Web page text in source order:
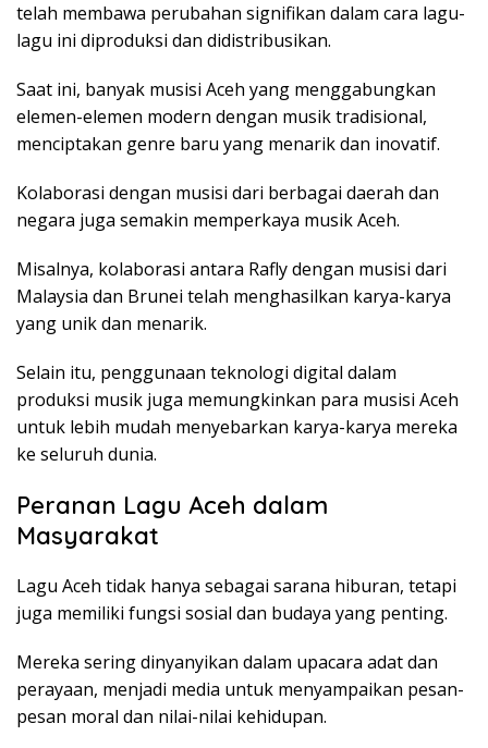
telah membawa perubahan signifikan dalam cara lagu-
lagu ini diproduksi dan didistribusikan.
Saat ini, banyak musisi Aceh yang menggabungkan
elemen-elemen modern dengan musik tradisional,
menciptakan genre baru yang menarik dan inovatif.
Kolaborasi dengan musisi dari berbagai daerah dan
negara juga semakin memperkaya musik Aceh.
Misalnya, kolaborasi antara Rafly dengan musisi dari
Malaysia dan Brunei telah menghasilkan karya-karya
yang unik dan menarik.
Selain itu, penggunaan teknologi digital dalam
produksi musik juga memungkinkan para musisi Aceh
untuk lebih mudah menyebarkan karya-karya mereka
ke seluruh dunia.
Peranan Lagu Aceh dalam
Masyarakat
Lagu Aceh tidak hanya sebagai sarana hiburan, tetapi
juga memiliki fungsi sosial dan budaya yang penting.
Mereka sering dinyanyikan dalam upacara adat dan
perayaan, menjadi media untuk menyampaikan pesan-
pesan moral dan nilai-nilai kehidupan.